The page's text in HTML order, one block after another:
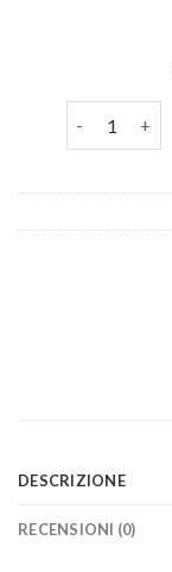
DESCRIZIONE
RECENSIONI (0)